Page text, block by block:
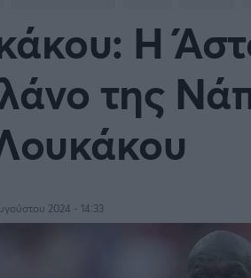
Πυγμαχία
Γιώργος Τσακίρης
REY
LEAGUE Ρωσίας
LEAGUE
Η
της
2024 - 14:33